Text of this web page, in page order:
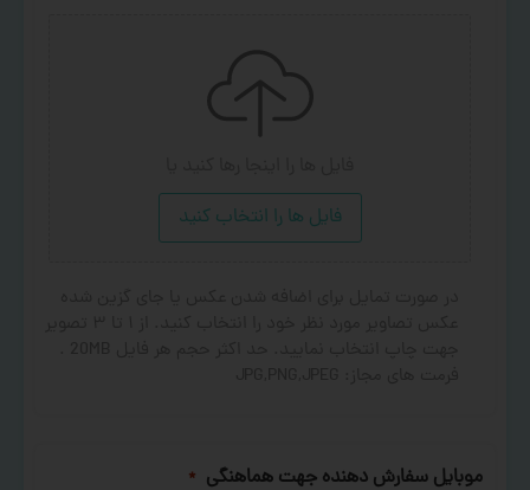
فایل ها را انتخاب کنید
موبایل سفارش دهنده جهت هماهنگی *